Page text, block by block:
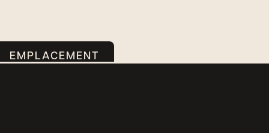
EMPLACEMENT